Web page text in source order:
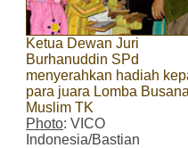
Ketua Dewan Juri
Burhanuddin SPd
menyerahkan hadiah
para juara Lomba
Muslim TK
Photo: VICO
Indonesia/Bastian